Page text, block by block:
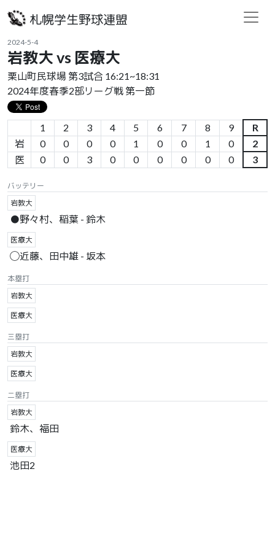
札幌学生野球連盟
2024-5-4
岩教大 vs 医療大
栗山町民球場 第3試合 16:21~18:31
2024年度春季2部リーグ戦 第一節
1 2 3 4 5 6 7 8 9
R
岩
0 0 0 0 1 0 0 1 0
2
医
0 0 3 0 0 0 0 0 0 3
バッテリー
岩教大
●野々村、稲葉 - 鈴木
医療大
◯近藤、田中雄 - 坂本
本塁打
岩教大
医療大
三塁打
岩教大
医療大
二塁打
岩教大
鈴木、福田
医療大
池田2